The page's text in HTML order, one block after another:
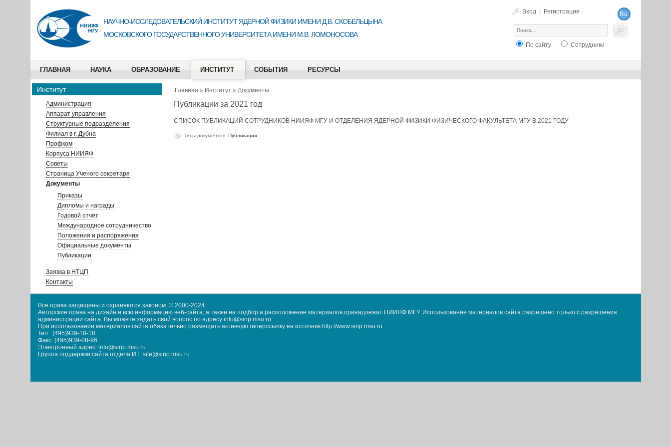
Вход Регистрация
Ru
En
НАУЧНО-ИССЛЕДОВАТЕЛЬСКИЙ ИНСТИТУТ ЯДЕРНОЙ ФИЗИКИ ИМЕНИ Д.В. СКОБЕЛЬЦЫНА
МОСКОВСКОГО ГОСУДАРСТВЕННОГО УНИВЕРСИТЕТА ИМЕНИ М.В. ЛОМОНОСОВА
По сайту Сотрудники
ГЛАВНАЯ НАУКА ОБРАЗОВАНИЕ ИНСТИТУТ СОБЫТИЯ РЕСУРСЫ
Институт
Администрация
Аппарат управления
Структурные подразделения
Филиал в г. Дубна
Профком
Корпуса НИИЯФ
Советы
Страница Ученого секретаря
Документы
Приказы
Дипломы и награды
Годовой отчёт
Международное сотрудничество
Положения и распоряжения
Официальные документы
Публикации
Заявка в НТЦП
Контакты
Главная » Институт» Документы
Публикации за 2021 год
СПИСОК ПУБЛИКАЦИЙ СОТРУДНИКОВ НИИЯФ МГУ И ОТДЕЛЕНИЯ ЯДЕРНОЙ ФИЗИКИ ФИЗИЧЕСКОГО ФАКУЛЬТЕТА МГУ В 2021 ГОДУ
Типы документов: Публикации
Все права защищены и охраняются законом. © 2000-2024
Авторские права на дизайн и всю информацию веб-сайта, а также на подбор и расположение материалов принадлежат НИИЯФ МГУ. Использование материалов сайта разрешено только с разрешения
администрации сайта. Вы можете задать свой вопрос по адресу info@sinp.msu.ru.
При использовании материалов сайта обязательно размещать активную гиперссылку на источник http://www.sinp.msu.ru
Тел.: (495)939-18-18
Факс: (495)939-08-96
Электронный адрес: info@sinp.msu.ru
Группа поддержки сайта отдела ИТ: site@sinp.msu.ru